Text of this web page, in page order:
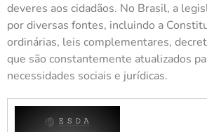
deveres aos cidadãos. No Brasil, a
por diversas fontes, incluindo a
ordinárias, leis complementares,
que são constantemente atualizados
necessidades sociais e jurídicas.